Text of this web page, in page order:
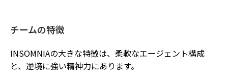
チームの特徴
INSOMNIAの大きな特徴は、柔軟なエージェント構成
と、逆境に強い精神力にあります。